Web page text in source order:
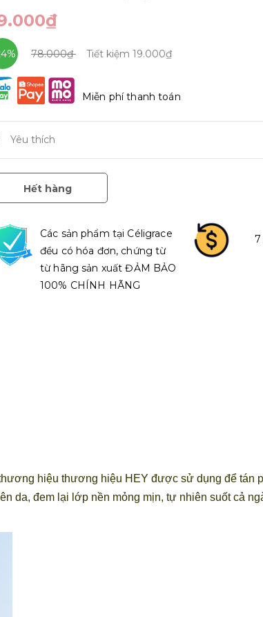
78.000₫ Tiết kiệm 19.000₫
Miễn phí thanh toán
Hết hàng
Các sản phẩm tại Céligrace
đều có hóa đơn, chứng từ
từ hãng sản xuất ĐẢM BẢO
100% CHÍNH HÃNG
7
hiệu thương hiệu HEY được sử dụng để tán
da, đem lại lớp nền mỏng mịn, tự nhiên suốt cả